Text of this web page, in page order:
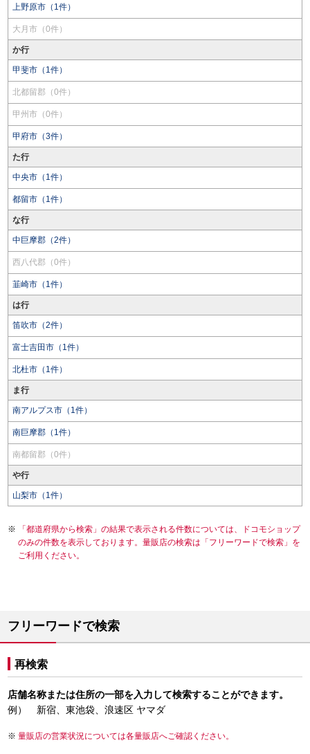
上野原市（1件）
大月市（0件）
か行
甲斐市（1件）
北都留郡（0件）
甲州市（0件）
甲府市（3件）
た行
中央市（1件）
都留市（1件）
な行
中巨摩郡（2件）
西八代郡（0件）
韮崎市（1件）
は行
笛吹市（2件）
富士吉田市（1件）
北杜市（1件）
ま行
南アルプス市（1件）
南巨摩郡（1件）
南都留郡（0件）
や行
山梨市（1件）
「都道府県から検索」の結果で表示される件数については、ドコモショップ
のみの件数を表示しております。量販店の検索は「フリーワードで検索」を
ご利用ください。
フリーワードで検索
再検索
店舗名称または住所の一部を入力して検索することができます。
例） 新宿、東池袋、浪速区 ヤマダ
量販店の営業状況については各量販店へご確認ください。